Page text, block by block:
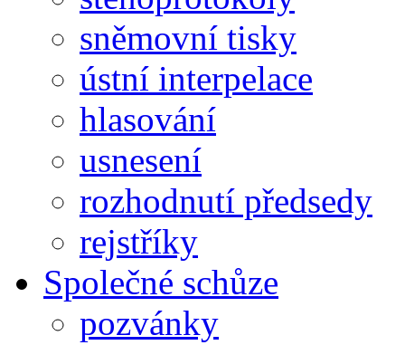
sněmovní tisky
ústní interpelace
hlasování
usnesení
rozhodnutí předsedy
rejstříky
Společné schůze
pozvánky